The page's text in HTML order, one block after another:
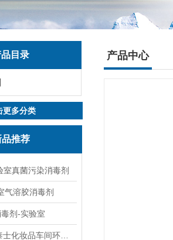
目录
更多分类
品推荐
真菌污染消毒剂
气溶胶消毒剂
剂-实验室
产品中心